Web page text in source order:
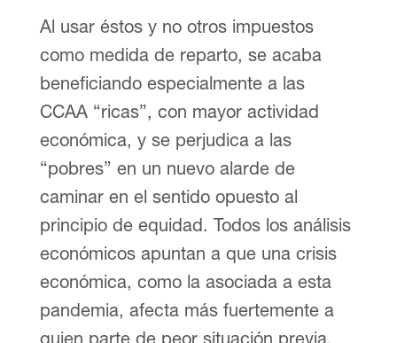
Al usar éstos y no otros impuestos
como medida de reparto, se acaba
beneficiando especialmente a las
CCAA “ricas”, con mayor actividad
económica, y se perjudica a las
“pobres” en un nuevo alarde de
caminar en el sentido opuesto al
principio de equidad. Todos los análisis
económicos apuntan a que una crisis
económica, como la asociada a esta
pandemia, afecta más fuertemente a
quien parte de peor situación previa,